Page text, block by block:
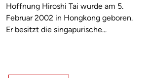
Hoffnung Hiroshi Tai wurde am 5.
Februar 2002 in Hongkong geboren.
Er besitzt die singapurische...